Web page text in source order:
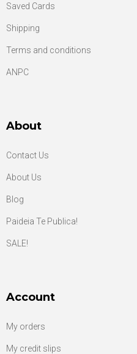
Saved Cards
Shipping
Terms and conditions
ANPC
About
Contact Us
About Us
Blog
Paideia Te Publica!
SALE!
Account
My orders
My credit slips